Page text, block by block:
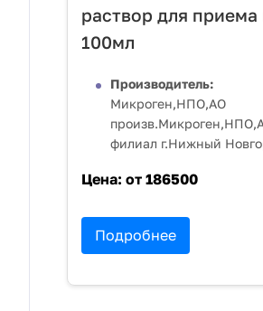
раствор для приема
100мл
Производитель:
Микроген,НПО,АО
филиал г.Нижный
Цена: от 186500
Подробнее